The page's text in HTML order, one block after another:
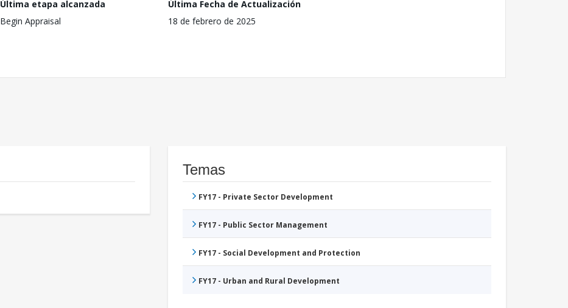
Última etapa alcanzada
Begin Appraisal
Última Fecha de Actualización
18 de febrero de 2025
Temas
FY17 - Private Sector Development
FY17 - Public Sector Management
FY17 - Social Development and Protection
FY17 - Urban and Rural Development